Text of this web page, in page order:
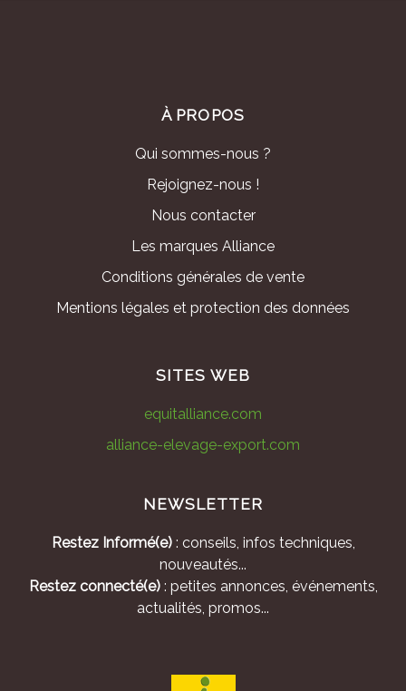
À PROPOS
Qui sommes-nous ?
Rejoignez-nous !
Nous contacter
Les marques Alliance
Conditions générales de vente
Mentions légales et protection des données
SITES WEB
equitalliance.com
alliance-elevage-export.com
NEWSLETTER
Restez Informé(e): conseils, infos techniques,
nouveautés...
Restez connecté(e): petites annonces, événements,
actualités, promos...